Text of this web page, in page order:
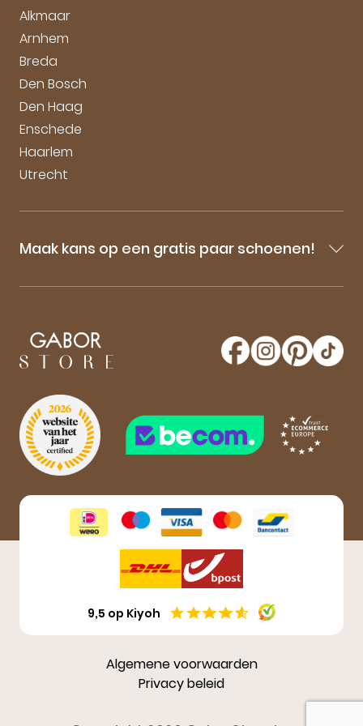
Alkmaar
Arnhem
Breda
Den Bosch
Den Haag
Enschede
Haarlem
Utrecht
Duurzaamheid bij Gabor
Maak kans op een gratis paar schoenen!
Blijf op de hoogte van onze sale-aankondigingen,
maak kans op een gratis paar Gabor schoenen!
Aanmelden
9,5 op Kiyoh
Algemene voorwaarden
Privacy beleid